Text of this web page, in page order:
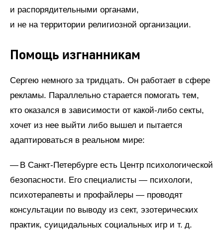
и распорядительными органами,
и не на территории религиозной организации.
Помощь изгнанникам
Сергею немного за тридцать. Он работает в сфере
рекламы. Параллельно старается помогать тем,
кто оказался в зависимости от какой-либо секты,
хочет из нее выйти либо вышел и пытается
адаптироваться в реальном мире:
— В Санкт-Петербурге есть Центр психологической
безопасности. Его специалисты — психологи,
психотерапевты и профайлеры — проводят
консультации по выводу из сект, эзотерических
практик, суицидальных социальных игр и т. д.